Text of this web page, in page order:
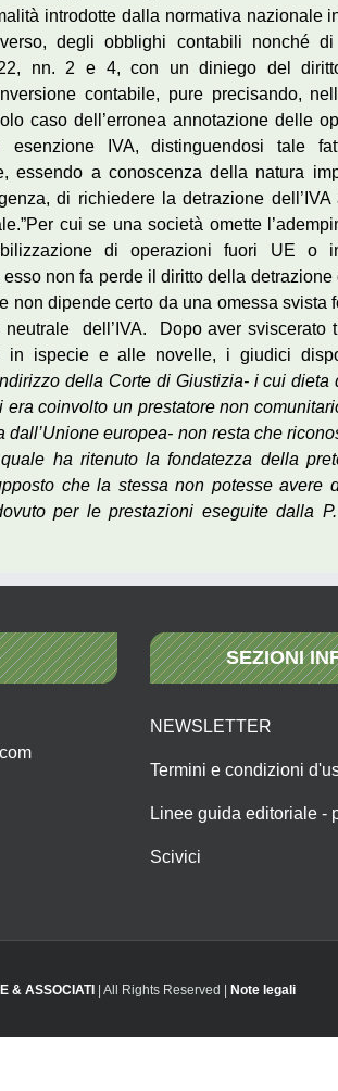
introdotte dalla normativa nazionale
degli obblighi contabili nonché di
22, nn. 2 e 4, con un diniego del
contabile, pure precisando,
caso dell’erronea annotazione delle
IVA, distinguendosi tale
essendo a conoscenza della natura
di richiedere la detrazione
cui se una società omette
di operazioni fuori UE o
non fa perde il diritto della detrazione
non dipende certo da una omessa svista
neutrale dell’IVA. Dopo aver sviscerato
in ispecie e alle novelle, i giudici
della Corte di Giustizia- i cui dieta
coinvolto un prestatore non
europea- non resta che
ha ritenuto la fondatezza della
che la stessa non potesse avere
per le prestazioni eseguite dalla
SEZIONI
NEWSLETTER
Termini e condizioni
Linee guida editoriale -
Scivici
& ASSOCIATI | All Rights Reserved | Note legali